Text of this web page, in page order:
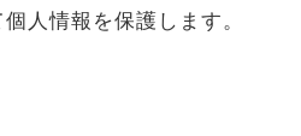
人情報を保護します。